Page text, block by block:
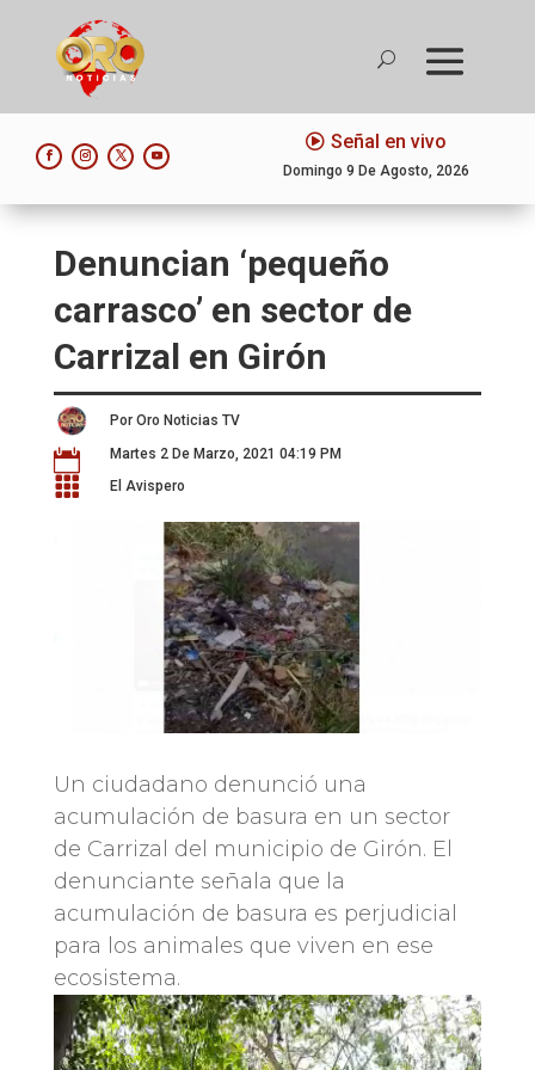
Señal en vivo
Domingo 9 De Agosto, 2026
Denuncian ‘pequeño
carrasco’ en sector de
Carrizal en Girón
Por Oro Noticias TV
 Martes 2 De Marzo, 2021 04:19 PM
 El Avispero
Un ciudadano denunció una
acumulación de basura en un sector
de Carrizal del municipio de Girón. El
denunciante señala que la
acumulación de basura es perjudicial
para los animales que viven en ese
ecosistema.
Reproductor
de